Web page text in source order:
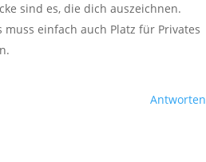
sind es, die dich auszeichnen.
muss einfach auch Platz für Privates
Antworten